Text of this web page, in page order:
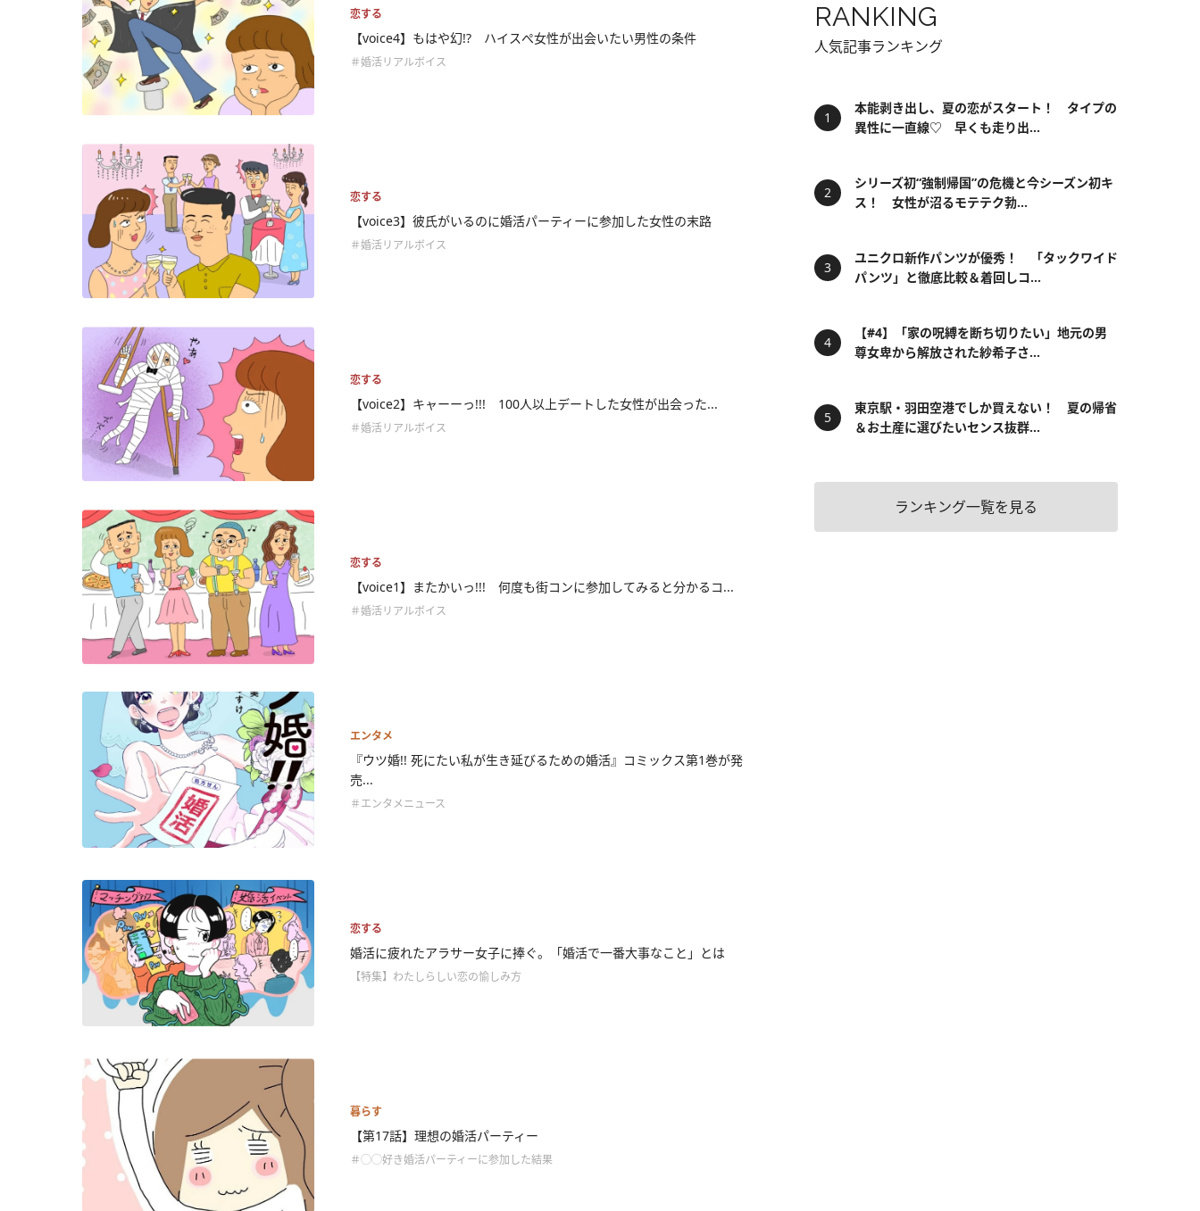
恋する
【voice4】もはや幻!? ハイスぺ女性が出会いたい男性の条件
＃婚活リアルボイス
恋する
【voice3】彼氏がいるのに婚活パーティーに参加した女性の末路
＃婚活リアルボイス
恋する
【voice2】キャーーっ!!! 100人以上デートした女性が出会った...
＃婚活リアルボイス
恋する
【voice1】またかいっ!!! 何度も街コンに参加してみると分かるコ...
＃婚活リアルボイス
エンタメ
『ウツ婚!! 死にたい私が生き延びるための婚活』コミックス第1巻が発
売...
＃エンタメニュース
恋する
婚活に疲れたアラサー女子に捧ぐ。「婚活で一番大事なこと」とは
【特集】わたしらしい恋の愉しみ方
暮らす
【第17話】理想の婚活パーティー
＃◯◯好き婚活パーティーに参加した結果
RANKING
人気記事ランキング
本能剥き出し、夏の恋がスタート！ タイプの
異性に一直線♡ 早くも走り出...
シリーズ初“強制帰国”の危機と今シーズン初キ
ス！ 女性が沼るモテテク勃...
ユニクロ新作パンツが優秀！ 「タックワイド
パンツ」と徹底比較＆着回しコ...
【#4】「家の呪縛を断ち切りたい」地元の男
尊女卑から解放された紗希子さ...
東京駅・羽田空港でしか買えない！ 夏の帰省
＆お土産に選びたいセンス抜群...
ランキング一覧を見る